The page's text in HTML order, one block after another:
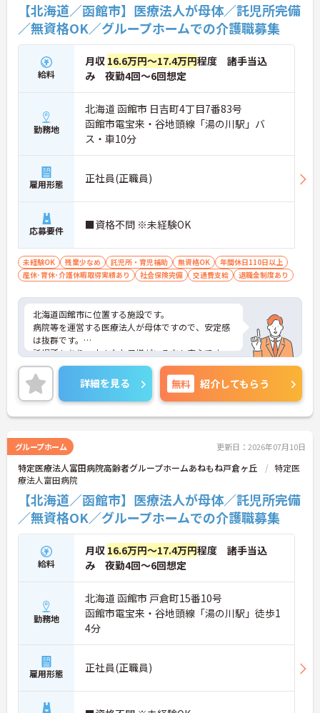
【北海道／函館市】医療法人が母体／託児所完備
／無資格OK／グループホームでの介護職募集
給料
月収 16.6万円～17.4万円程度 諸手当込
み 夜勤4回～6回想定
勤務地
北海道 函館市 日吉町4丁目7番83号
函館市電宝来・谷地頭線「湯の川駅」バ
ス・車10分
雇用形態 正社員(正職員)
応募要件 ■資格不問 ※未経験OK
未経験OK 残業少なめ 託児所・育児補助 無資格OK
年間休日110日以上
産休･育休･介護休暇取得実績あり
社会保険完備 交通費支給 退職金制度あり
北海道函館市に位置する施設です。
病院等を運営する医療法人が母体ですので、安定感
は抜群です。
託児所もあり、小さなお子様がいる方も安心です。
少人数グループホームですので、お一人お一人にき
め細やかなサポートができるのも特徴です。
ご興味ある方には、面接対策ポイントなど、さらに
詳細をお話しいたしますのでお気軽にご相談くださ
い！
詳細を見る 無料 紹介してもらう
グループホーム 更新日：2026年07月10日
特定医療法人富田病院高齢者グループホームあねもね戸倉ヶ丘
特定医
療法人富田病院
【北海道／函館市】医療法人が母体／託児所完備
／無資格OK／グループホームでの介護職募集
給料
月収 16.6万円～17.4万円程度 諸手当込
み 夜勤4回～6回想定
勤務地
北海道 函館市 戸倉町15番10号
函館市電宝来・谷地頭線「湯の川駅」徒歩1
4分
雇用形態 正社員(正職員)